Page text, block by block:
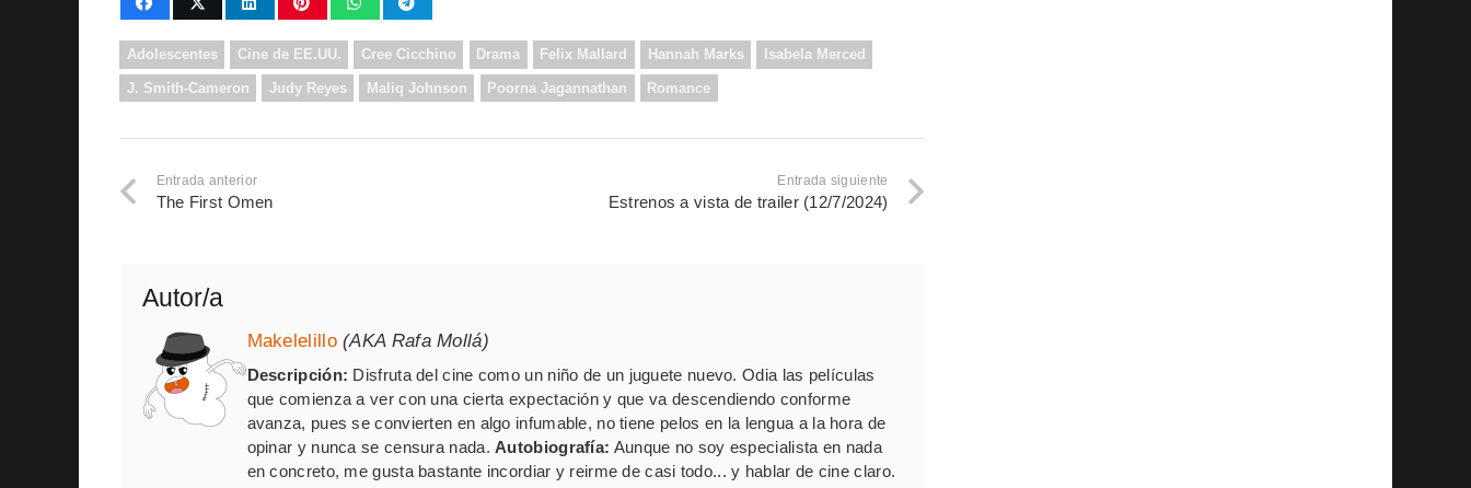
Adolescentes Cine de EE.UU. Cree Cicchino Drama Felix Mallard Hannah Marks Isabela Merced
J. Smith-Cameron Judy Reyes Maliq Johnson Poorna Jagannathan Romance
Entrada anterior
The First Omen
Entrada siguiente
Estrenos a vista de trailer (12/7/2024)
Autor/a
Makelelillo (AKA Rafa Mollá)
Descripción: Disfruta del cine como un niño de un juguete nuevo. Odia las películas
que comienza a ver con una cierta expectación y que va descendiendo conforme
avanza, pues se convierten en algo infumable, no tiene pelos en la lengua a la hora de
opinar y nunca se censura nada.Autobiografía: Aunque no soy especialista en nada
en concreto, me gusta bastante incordiar y reirme de casi todo... y hablar de cine claro.